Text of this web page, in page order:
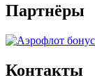
Партнёры
Контакты